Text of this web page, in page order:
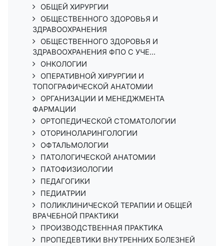
ОБЩЕЙ ХИРУРГИИ
ОБЩЕСТВЕННОГО ЗДОРОВЬЯ И
ЗДРАВООХРАНЕНИЯ
ОБЩЕСТВЕННОГО ЗДОРОВЬЯ И
ЗДРАВООХРАНЕНИЯ ФПО С УЧЕ...
ОНКОЛОГИИ
ОПЕРАТИВНОЙ ХИРУРГИИ И
ТОПОГРАФИЧЕСКОЙ АНАТОМИИ
ОРГАНИЗАЦИИ И МЕНЕДЖМЕНТА
ФАРМАЦИИ
ОРТОПЕДИЧЕСКОЙ СТОМАТОЛОГИИ
ОТОРИНОЛАРИНГОЛОГИИ
ОФТАЛЬМОЛОГИИ
ПАТОЛОГИЧЕСКОЙ АНАТОМИИ
ПАТОФИЗИОЛОГИИ
ПЕДАГОГИКИ
ПЕДИАТРИИ
ПОЛИКЛИНИЧЕСКОЙ ТЕРАПИИ И ОБЩЕЙ
ВРАЧЕБНОЙ ПРАКТИКИ
ПРОИЗВОДСТВЕННАЯ ПРАКТИКА
ПРОПЕДЕВТИКИ ВНУТРЕННИХ БОЛЕЗНЕЙ